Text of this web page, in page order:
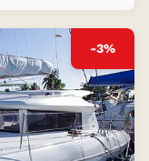
-3%